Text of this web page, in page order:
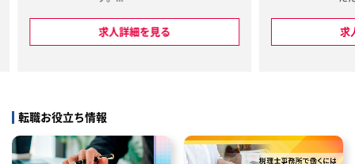
・税務
）との
験に応じて）
・事務所内での証憑チェック・記
・建設業許可はじめ行政書士業
務 等
求人詳細を見る
転職お役立ち情報